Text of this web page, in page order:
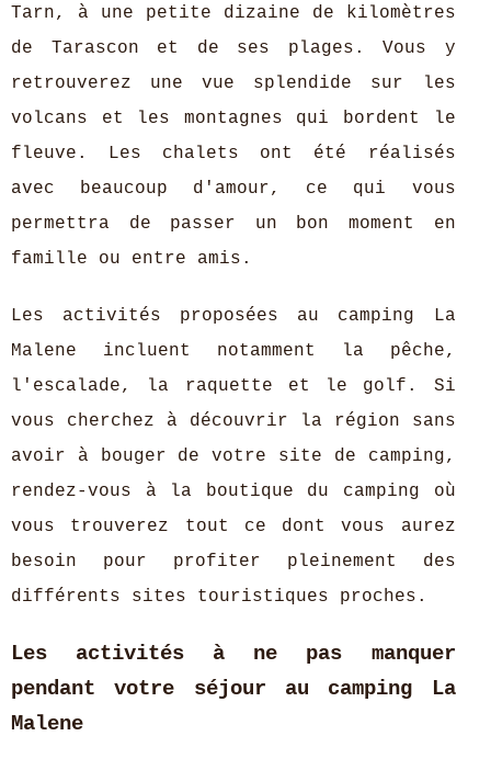
Tarn, à une petite dizaine de kilomètres
de Tarascon et de ses plages. Vous y
retrouverez une vue splendide sur les
volcans et les montagnes qui bordent le
fleuve. Les chalets ont été réalisés
avec beaucoup d'amour, ce qui vous
permettra de passer un bon moment en
famille ou entre amis.
Les activités proposées au camping La
Malene incluent notamment la pêche,
l'escalade, la raquette et le golf. Si
vous cherchez à découvrir la région sans
avoir à bouger de votre site de camping,
rendez-vous à la boutique du camping où
vous trouverez tout ce dont vous aurez
besoin pour profiter pleinement des
différents sites touristiques proches.
Les activités à ne pas manquer
pendant votre séjour au camping La
Malene